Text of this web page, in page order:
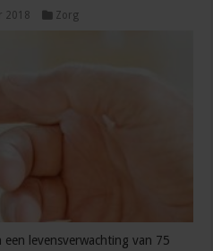
2018 Zorg
levensverwachting van 75